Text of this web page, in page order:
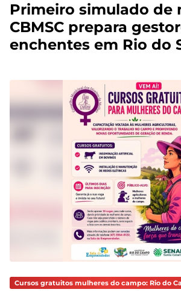
Primeiro simulado de
CBMSC prepara
enchentes em Rio do
Cursos gratuitos mulheres do campo: Rio do